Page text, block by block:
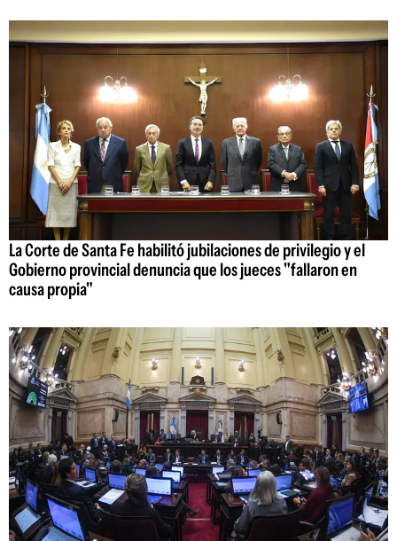
La Corte de Santa Fe habilitó jubilaciones de privilegio y el
Gobierno provincial denuncia que los jueces "fallaron en
causa propia"